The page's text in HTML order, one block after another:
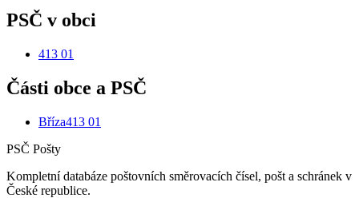
PSČ v obci
413 01
Části obce a PSČ
Bříza413 01
PSČ Pošty
Kompletní databáze poštovních směrovacích čísel, pošt a schránek v
České republice.